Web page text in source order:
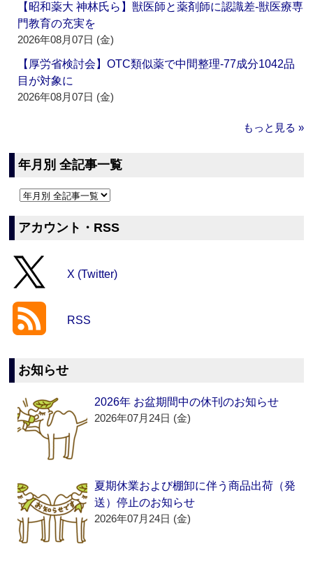
【昭和薬大 神林氏ら】獣医師と薬剤師に認識差‐獣医療専
門教育の充実を
2026年08月07日 (金)
【厚労省検討会】OTC類似薬で中間整理‐77成分1042品
目が対象に
2026年08月07日 (金)
もっと見る »
年月別 全記事一覧
アカウント・RSS
X (Twitter)
RSS
お知らせ
2026年 お盆期間中の休刊のお知らせ
2026年07月24日 (金)
夏期休業および棚卸に伴う商品出荷（発
送）停止のお知らせ
2026年07月24日 (金)